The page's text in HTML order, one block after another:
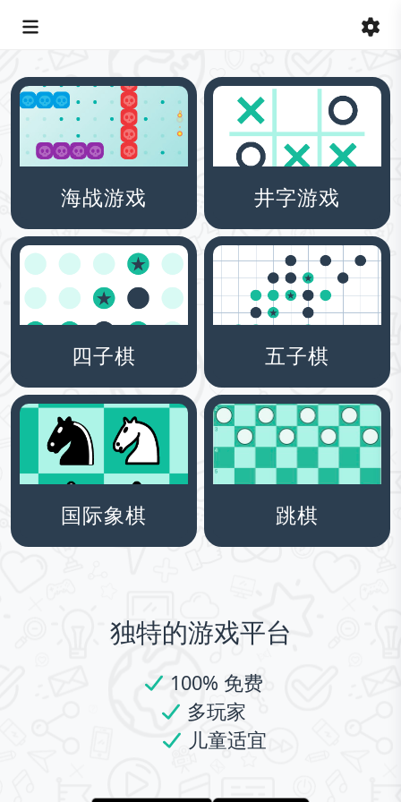
海战游戏 井字游戏
四子棋 五子棋
国际象棋 跳棋
独特的游戏平台
100% 免费
多玩家
儿童适宜